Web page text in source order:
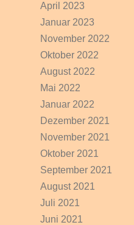
April 2023
Januar 2023
November 2022
Oktober 2022
August 2022
Mai 2022
Januar 2022
Dezember 2021
November 2021
Oktober 2021
September 2021
August 2021
Juli 2021
Juni 2021